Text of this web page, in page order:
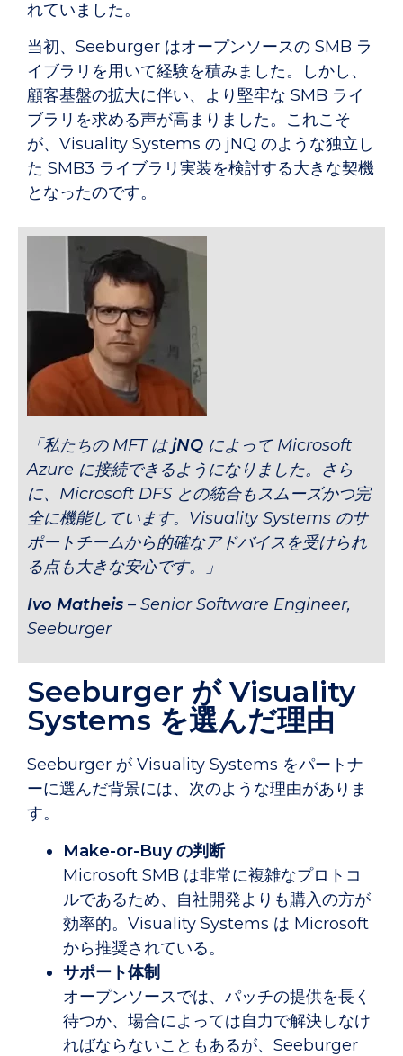
れていました。
当初、Seeburger はオープンソースの SMB ラ
イブラリを用いて経験を積みました。しかし、
顧客基盤の拡大に伴い、より堅牢な SMB ライ
ブラリを求める声が高まりました。これこそ
が、Visuality Systems の jNQ のような独立し
た SMB3 ライブラリ実装を検討する大きな契機
となったのです。
「私たちの MFT はjNQ によって Microsoft
Azure に接続できるようになりました。さら
に、Microsoft DFS との統合もスムーズかつ完
全に機能しています。Visuality Systems のサ
ポートチームから的確なアドバイスを受けられ
る点も大きな安心です。」
Ivo Matheis – Senior Software Engineer,
Seeburger
Seeburger が Visuality
Systems を選んだ理由
Seeburger が Visuality Systems をパートナ
ーに選んだ背景には、次のような理由がありま
す。
Make-or-Buy の判断
Microsoft SMB は非常に複雑なプロトコ
ルであるため、自社開発よりも購入の方が
効率的。Visuality Systems は Microsoft
から推奨されている。
サポート体制
オープンソースでは、パッチの提供を長く
待つか、場合によっては自力で解決しなけ
ればならないこともあるが、Seeburger